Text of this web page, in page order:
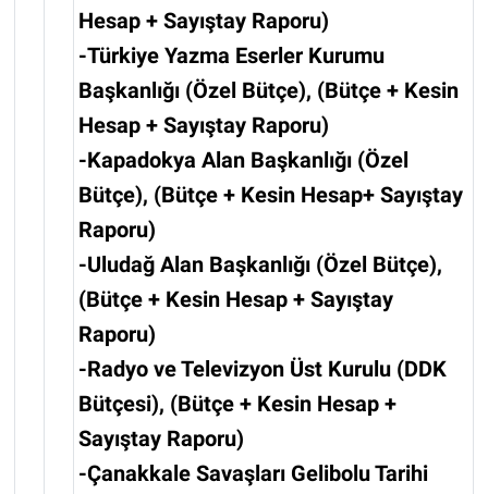
Hesap + Sayıştay Raporu)
-Türkiye Yazma Eserler Kurumu
Başkanlığı (Özel Bütçe), (Bütçe + Kesin
Hesap + Sayıştay Raporu)
-Kapadokya Alan Başkanlığı (Özel
Bütçe), (Bütçe + Kesin Hesap+ Sayıştay
Raporu)
-Uludağ Alan Başkanlığı (Özel Bütçe),
(Bütçe + Kesin Hesap + Sayıştay
Raporu)
-Radyo ve Televizyon Üst Kurulu (DDK
Bütçesi), (Bütçe + Kesin Hesap +
Sayıştay Raporu)
-Çanakkale Savaşları Gelibolu Tarihi